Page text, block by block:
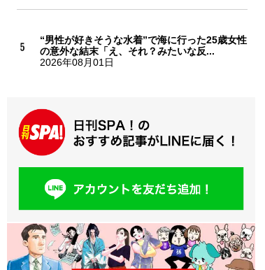
“男性が好きそうな水着”で海に行った25歳女性
の意外な結末「え、それ？みたいな反...
2026年08月01日